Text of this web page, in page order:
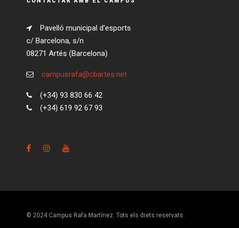
Pavelló municipal d'esports
c/ Barcelona, s/n
08271 Artés (Barcelona)
campusrafa@cbartes.net
(+34) 93 830 66 42
(+34) 619 92 67 93
© 2024 Campus Rafa Martínez. Tots els drets reservats.